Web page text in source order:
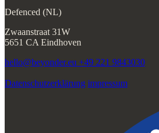
Defenced (NL)
Zwaanstraat 31W
5651 CA Eindhoven
hello@beyonder.eu +49 221 9843030
Datenschutzerklärung impressum